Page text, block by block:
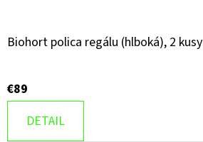
Biohort polica regálu (hlboká), 2 kusy
€89
DETAIL